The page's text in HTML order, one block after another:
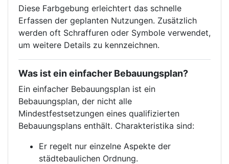
Diese Farbgebung erleichtert das schnelle
Erfassen der geplanten Nutzungen. Zusätzlich
werden oft Schraffuren oder Symbole verwendet,
um weitere Details zu kennzeichnen.
Was ist ein einfacher Bebauungsplan?
Ein einfacher Bebauungsplan ist ein
Bebauungsplan, der nicht alle
Mindestfestsetzungen eines qualifizierten
Bebauungsplans enthält. Charakteristika sind:
Er regelt nur einzelne Aspekte der
städtebaulichen Ordnung.